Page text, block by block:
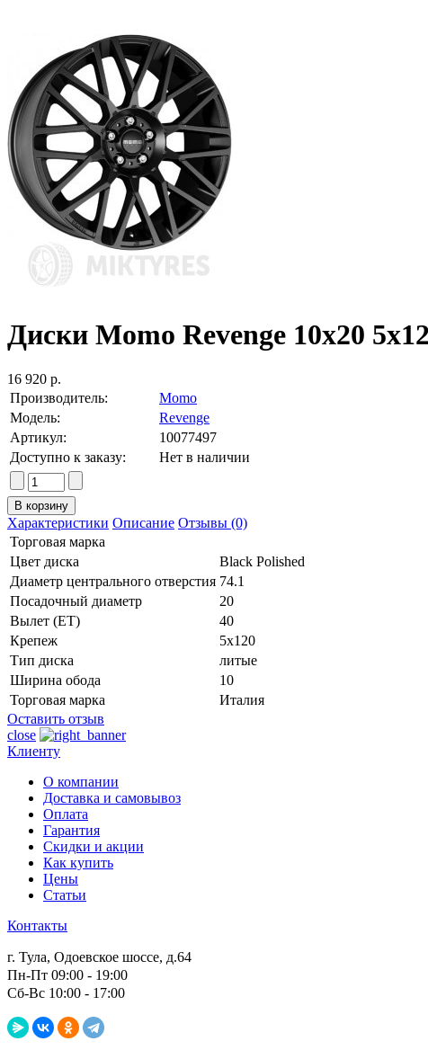
Диски Momo Revenge 10x20
16 920 р.
Производитель:
Momo
Модель:
Revenge
Артикул:
10077497
Доступно к заказу:
Нет в наличии
Характеристики Описание Отзывы (0)
Торговая марка
Цвет диска
Black Polished
Диаметр центрального отверстия 74.1
Посадочный диаметр
20
Вылет (ET)
40
Крепеж
5x120
Тип диска
литые
Ширина обода
10
Торговая марка
Италия
Оставить отзыв
close
Клиенту
О компании
Доставка и самовывоз
Оплата
Гарантия
Скидки и акции
Как купить
Цены
Статьи
Контакты
г. Тула, Одоевское шоссе, д.64
Пн-Пт 09:00 - 19:00
Сб-Вс 10:00 - 17:00